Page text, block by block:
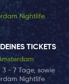
Nightlife
TICKETS
3 - 7 Tage, sowie
Nightlife